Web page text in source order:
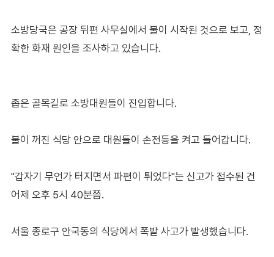
소방당국은 공장 뒤편 사무실에서 불이 시작된 것으로 보고, 정
확한 화재 원인을 조사하고 있습니다.
좁은 골목길로 소방대원들이 진입합니다.
불이 꺼진 식당 안으로 대원들이 손전등을 켜고 들어갑니다.
"갑자기 무언가 터지면서 파편이 튀었다"는 신고가 접수된 건
어제 오후 5시 40분쯤.
서울 종로구 안국동의 식당에서 폭발 사고가 발생했습니다.